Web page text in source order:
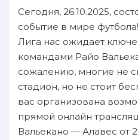
Сегодня, 26.10.2025,
событие в мире
Лига нас ожидает
командами Райо
сожалению, многие не
стадион, но не стоит
вас организована
прямой онлайн
Вальекано — Алавес от